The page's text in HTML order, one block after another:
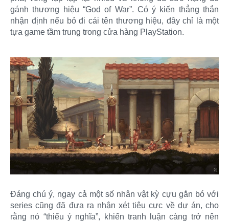
gánh thương hiệu “God of War”. Có ý kiến thẳng thắn
nhận định nếu bỏ đi cái tên thương hiệu, đây chỉ là một
tựa game tầm trung trong cửa hàng PlayStation.
Đáng chú ý, ngay cả một số nhân vật kỳ cựu gắn bó với
series cũng đã đưa ra nhận xét tiêu cực về dự án, cho
rằng nó “thiếu ý nghĩa”, khiến tranh luận càng trở nên